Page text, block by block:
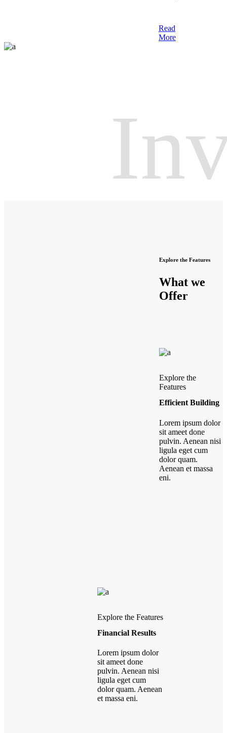
Read
More
Explore the Features
What we
Offer
Explore the
Features
Efficient Building
Lorem ipsum dolor
sit ameet done
pulvin. Aenean nisi
ligula eget cum
dolor quam.
Aenean et massa
eni.
Explore the Features
Financial Results
Lorem ipsum dolor
sit ameet done
pulvin. Aenean nisi
ligula eget cum
dolor quam. Aenean
et massa eni.